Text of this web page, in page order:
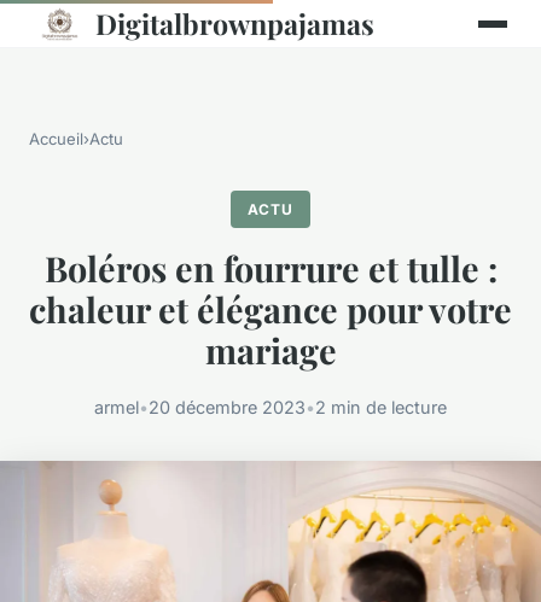
Digitalbrownpajamas
Accueil›Actu
ACTU
Boléros en fourrure et tulle :
chaleur et élégance pour votre
mariage
armel•20 décembre 2023•2 min de lecture